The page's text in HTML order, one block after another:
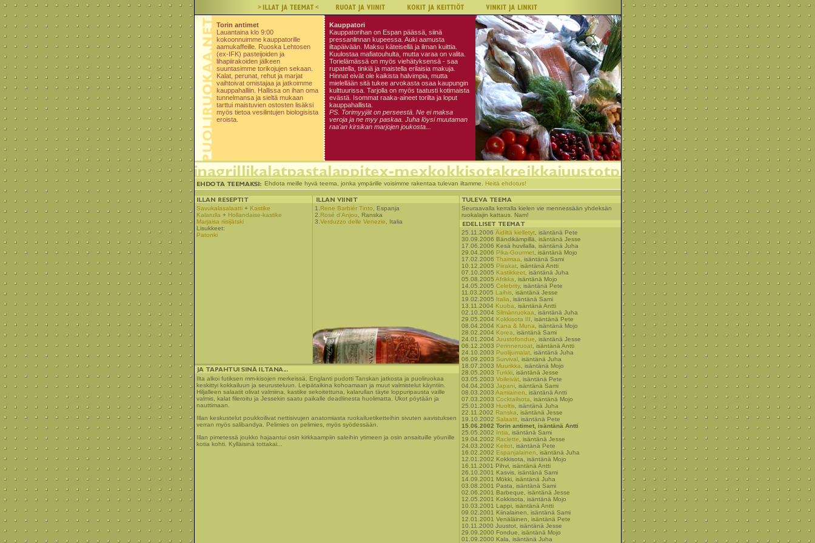
Torin antimet
Lauantaina klo 9:00
kokoonnuimme kauppatorille
aamukaffeille. Ruoska Lehtosen
(ex-IFK) pasteijoiden ja
lihapiirakoiden jälkeen
suuntasimme torikojujen sekaan.
Kalat, perunat, rehut ja marjat
vaihtoivat omistajaa ja jatkoimme
kauppahalliin. Hallissa on ihan oma
tunnelmansa ja sieltä mukaan
tarttui maistuvien ostosten lisäksi
myös tietoa vesilintujen biologisista
eroista.
Kauppatori
Kauppatorihan on Espan päässä, siinä
pressanlinnan kupeessa. Auki aamusta
iltapäivään. Maksu käteisellä ja ilman kuittia.
Kuulostaa mafiatouhulta, mutta varaa on valita.
Torielämässä on myös viehätyksensä - saa
rupatella, tinkiä ja maistella erilaisia makuja.
Hinnat eivät ole kaikista halvimpia, mutta
mielellään sitä tukee arvokasta osaa kaupungin
kulttuurissa. Tarjolla on myös taatusti kotimaista
evästä. Isommat raaka-aineet torilta ja loput
kauppahallista.
PS. Torimyyjät on perseestä. Ne ei maksa
veroja ja ne myy paskaa. Juha löysi muutaman
raa'an kirsikan marjojen joukosta...
Ehdota meille hyvä teema, jonka ympärille voisimme rakentaa tulevan iltamme. Heitä ehdotus!
Savukalasalaatti+Kastike
Kalarulla +Hollandaise-kastike
Marjaisa riisijätski
Lisukkeet:
Patonki
1. Rene Barbiér Tinto , Espanja
2. Rosé d'Anjou , Ranska
3. Verduzzo delle Venezie , Italia
Seuraavalla kerralla kielen vie mennessään yhdeksän
ruokalajin kattaus. Nam!
25.11.2006 Äidiltä kielletyt, isäntänä Pete
30.09.2006 Bändikämpillä, isäntänä Jesse
17.06.2006 Kesä huvilalla, isäntänä Juha
29.04.2006 Pika-Gourmet, isäntänä Mojo
17.02.2006 Thaimaa , isäntänä Sami
10.12.2005 Piirakat, isäntänä Antti
07.10.2005 Kastikkeet, isäntänä Juha
05.08.2005 Afrikka , isäntänä Mojo
14.05.2005 Celebrity, isäntänä Pete
11.03.2005 Laihis, isäntänä Jesse
19.02.2005 Italia , isäntänä Sami
13.11.2004 Kuuba , isäntänä Antti
02.10.2004 Silmänruokaa , isäntänä Juha
29.05.2004 Kokkisota III , isäntänä Pete
08.04.2004 Kana & Muna , isäntänä Mojo
28.02.2004 Korea , isäntänä Sami
24.01.2004 Juustofondue , isäntänä Jesse
06.12.2003 Perinneruoat, isäntänä Antti
24.10.2003 Puolijumalat, isäntänä Juha
06.09.2003 Survival, isäntänä Juha
18.07.2003 Muurikka , isäntänä Mojo
28.05.2003 Turkki, isäntänä Jesse
03.05.2003 Voileivät, isäntänä Pete
04.04.2003 Japani, isäntänä Sami
08.03.2003 Aamiainen , isäntänä Antti
07.03.2003 Cocktailsota , isäntänä Mojo
25.01.2003 Huoltis, isäntänä Juha
22.11.2002 Ranska , isäntänä Jesse
19.10.2002 Salaatit, isäntänä Pete
15.06.2002 Torin antimet, isäntänä Antti
25.05.2002 Intia , isäntänä Sami
19.04.2002 Raclette , isäntänä Jesse
24.03.2002 Keitot, isäntänä Pete
16.02.2002 Espanjalainen , isäntänä Juha
12.01.2002 Kokkisota, isäntänä Mojo
16.11.2001 Pihvi, isäntänä Antti
26.10.2001 Kasvis, isäntänä Sami
14.09.2001 Mökki, isäntänä Juha
03.08.2001 Pasta, isäntänä Sami
02.06.2001 Barbeque, isäntänä Jesse
12.05.2001 Kokkisota, isäntänä Mojo
10.03.2001 Lappi, isäntänä Antti
09.02.2001 Kiinalainen, isäntänä Sami
12.01.2001 Venäläinen, isäntänä Pete
10.11.2000 Juustot, isäntänä Jesse
29.09.2000 Fondue, isäntänä Mojo
01.09.2000 Kala, isäntänä Juha
Ilta alkoi futiksen mm-kisojen merkeissä. Englanti pudotti Tanskan jatkosta ja puoliruokaa
keskittyi kokkailuun ja seurusteluun. Leipätaikina kohoamaan ja muut valmistelut käyntiin.
Hiljalleen salaatit olivat valmiina, kastike sekoitettuna, kalarullan täyte loppuripausta vaille
valmis, kalat fileroitu ja Jessekin saatu paikalle deadlinesta huolimatta. Ukot pöytään ja
nauttimaan.
Illan keskustelut poukkoilivat nettisivujen anatomiasta ruokailuetiketteihin sivuten aavistuksen
verran myös salibandya. Pelimies on pelimies, myös syödessään.
Illan pimetessä joukko hajaantui osin kirkkaampiin saleihin ytimeen ja osin ansaituille yöunille
kotia kohti. Kylläisinä tottakai...